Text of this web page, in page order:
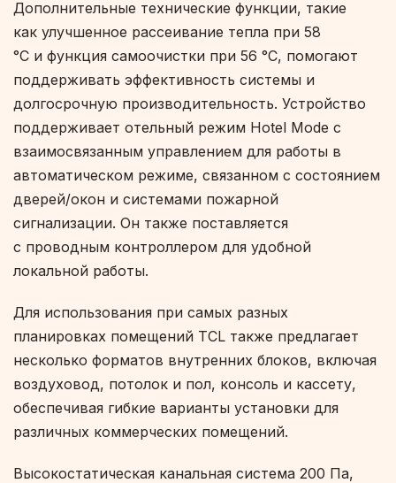
Дополнительные технические функции, такие
как улучшенное рассеивание тепла при 58
°C и функция самоочистки при 56 °C, помогают
поддерживать эффективность системы и
долгосрочную производительность. Устройство
поддерживает отельный режим Hotel Mode с
взаимосвязанным управлением для работы в
автоматическом режиме, связанном с состоянием
дверей/окон и системами пожарной
сигнализации. Он также поставляется
с проводным контроллером для удобной
локальной работы.
Для использования при самых разных
планировках помещений TCL также предлагает
несколько форматов внутренних блоков, включая
воздуховод, потолок и пол, консоль и кассету,
обеспечивая гибкие варианты установки для
различных коммерческих помещений.
Высокостатическая канальная система 200 Па,